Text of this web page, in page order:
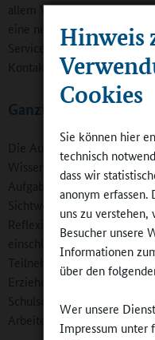
Hinweis
Cookies
Sie können hier
technisch
dass wir
anonym
uns zu verstehen,
Besucher unsere
Informationen
über den
Wer unsere
Impressum unter
allem Verlässlichkeit der
eine neutrale
Serviceagentur „Ganztägig
Kontakt zu den
Ganztagsbildung als
Die Ausbildungsreihe
Wissen“, ermöglicht das
Aufgabenfelder und den
Sichtweisen. Ihre
Reflexion der Kooperation
einschließlich
Teilnehmenden ihre
Erzieherinnen und Erzieher,
Schulsozialarbeit. Sie
Arbeiten konkret vor Ort